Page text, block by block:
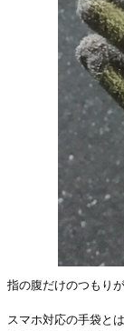
指の腹だけのつもり
スマホ対応の手袋と